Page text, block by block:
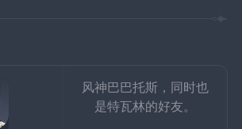
风神巴巴托斯，同时也
是特瓦林的好友。